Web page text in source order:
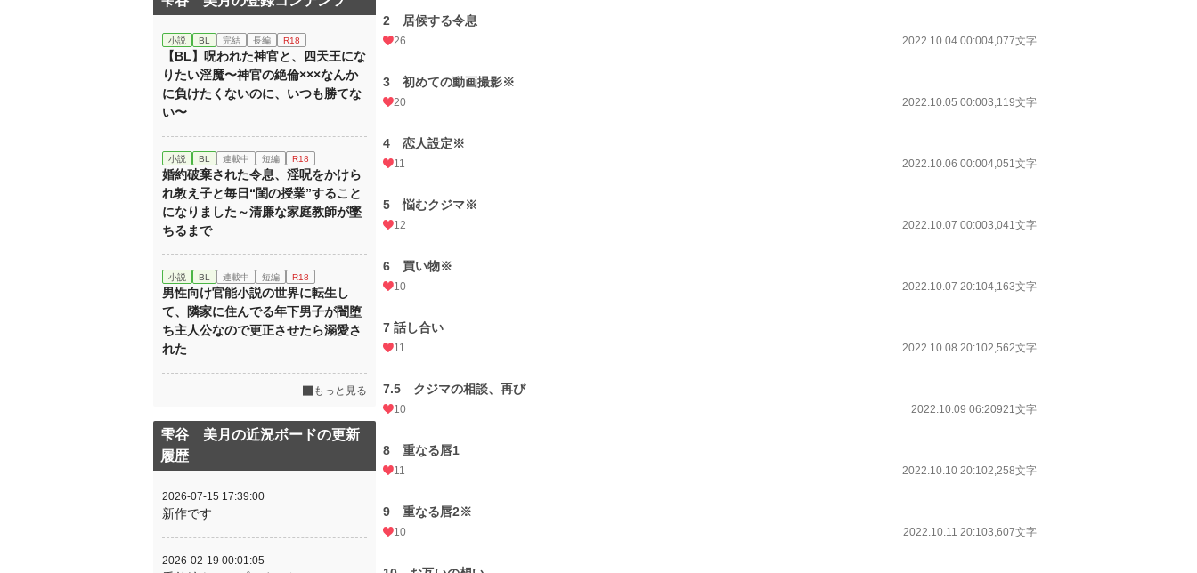
2 居候する令息
26 2022.10.04 00:004,077文字
3 初めての動画撮影※
20 2022.10.05 00:003,119文字
4 恋人設定※
11 2022.10.06 00:004,051文字
5 悩むクジマ※
12 2022.10.07 00:003,041文字
6 買い物※
10 2022.10.07 20:104,163文字
7 話し合い
11 2022.10.08 20:102,562文字
7.5 クジマの相談、再び
10 2022.10.09 06:20921文字
8 重なる唇1
11 2022.10.10 20:102,258文字
9 重なる唇2※
10 2022.10.11 20:103,607文字
小説 BL 完結 長編 R18
【BL】呪われた神官と、四天王にな
りたい淫魔〜神官の絶倫×××なんか
に負けたくないのに、いつも勝てな
い〜
小説 BL 連載中 短編 R18
婚約破棄された令息、淫呪をかけら
れ教え子と毎日“閨の授業”すること
になりました～清廉な家庭教師が墜
ちるまで
小説 BL 連載中 短編 R18
男性向け官能小説の世界に転生し
て、隣家に住んでる年下男子が闇堕
ち主人公なので更正させたら溺愛さ
れた
もっと見る
雫谷 美月の近況ボードの更新
履歴
2026-07-15 17:39:00
新作です
2026-02-19 00:01:05